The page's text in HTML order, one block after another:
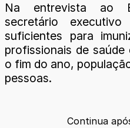
Na entrevista ao
secretário
suficientes para
profissionais de
o fim do ano,
pessoas.
Continua